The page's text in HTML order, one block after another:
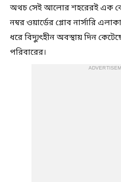
অথচ সেই আলোর শহরেরই এক
নম্বর ওয়ার্ডের গ্লোব নার্সারি
ধরে বিদ্যুৎহীন অবস্থায় দিন
পরিবারের।